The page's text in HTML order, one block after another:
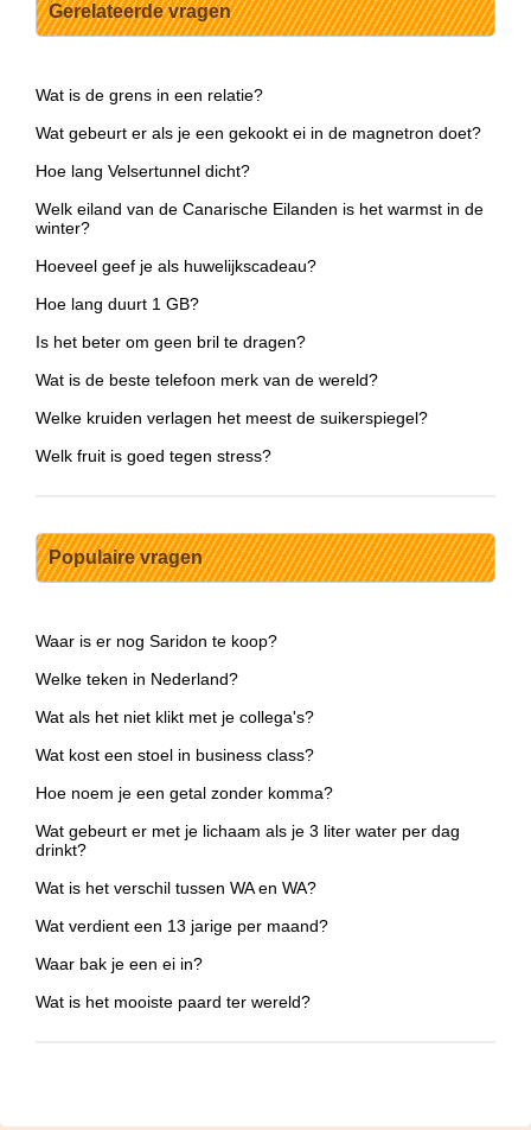
Gerelateerde vragen
Wat is de grens in een relatie?
Wat gebeurt er als je een gekookt ei in de magnetron doet?
Hoe lang Velsertunnel dicht?
Welk eiland van de Canarische Eilanden is het warmst in de
winter?
Hoeveel geef je als huwelijkscadeau?
Hoe lang duurt 1 GB?
Is het beter om geen bril te dragen?
Wat is de beste telefoon merk van de wereld?
Welke kruiden verlagen het meest de suikerspiegel?
Welk fruit is goed tegen stress?
Populaire vragen
Waar is er nog Saridon te koop?
Welke teken in Nederland?
Wat als het niet klikt met je collega's?
Wat kost een stoel in business class?
Hoe noem je een getal zonder komma?
Wat gebeurt er met je lichaam als je 3 liter water per dag
drinkt?
Wat is het verschil tussen WA en WA?
Wat verdient een 13 jarige per maand?
Waar bak je een ei in?
Wat is het mooiste paard ter wereld?